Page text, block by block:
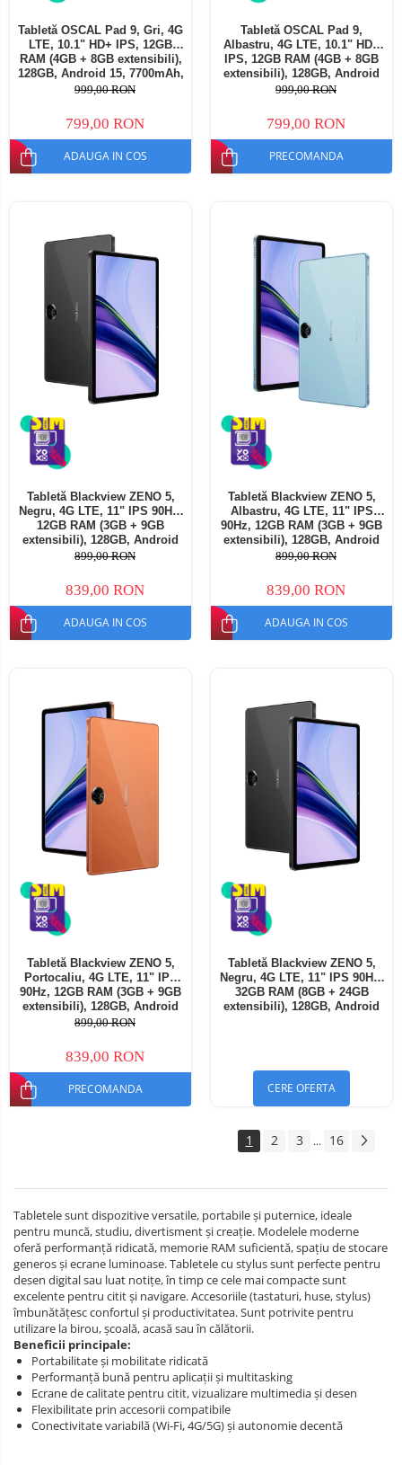
Tabletă OSCAL Pad 9, Gri, 4G
LTE, 10.1" HD+ IPS, 12GB
RAM (4GB + 8GB extensibili),
128GB, Android 15, 7700mAh,
Dual SIM
999,00 RON
799,00 RON
ADAUGA IN COS
Tabletă OSCAL Pad 9,
Albastru, 4G LTE, 10.1" HD+
IPS, 12GB RAM (4GB + 8GB
extensibili), 128GB, Android
15, 7700mAh, Dual SIM
999,00 RON
799,00 RON
PRECOMANDA
Tabletă Blackview ZENO 5,
Negru, 4G LTE, 11" IPS 90Hz,
12GB RAM (3GB + 9GB
extensibili), 128GB, Android
16, Unisoc T7250, 8300mAh,
SIM
899,00 RON
839,00 RON
ADAUGA IN COS
Tabletă Blackview ZENO 5,
Albastru, 4G LTE, 11" IPS
90Hz, 12GB RAM (3GB + 9GB
extensibili), 128GB, Android
16, Unisoc T7250, 8300mAh,
SIM
899,00 RON
839,00 RON
ADAUGA IN COS
Tabletă Blackview ZENO 5,
Portocaliu, 4G LTE, 11" IPS
90Hz, 12GB RAM (3GB + 9GB
extensibili), 128GB, Android
16, Unisoc T7250, 8300mAh,
SIM
899,00 RON
839,00 RON
PRECOMANDA
Tabletă Blackview ZENO 5,
Negru, 4G LTE, 11" IPS 90Hz,
32GB RAM (8GB + 24GB
extensibili), 128GB, Android
CERE OFERTA
1 2 3 ... 16
Tabletele sunt dispozitive versatile, portabile și puternice, ideale
pentru muncă, studiu, divertisment și creație. Modelele moderne
oferă performanță ridicată, memorie RAM suficientă, spațiu de stocare
generos și ecrane luminoase. Tabletele cu stylus sunt perfecte pentru
desen digital sau luat notițe, în timp ce cele mai compacte sunt
excelente pentru citit și navigare. Accesoriile (tastaturi, huse, stylus)
îmbunătățesc confortul și productivitatea. Sunt potrivite pentru
utilizare la birou, școală, acasă sau în călătorii.
Beneficii principale:
Portabilitate și mobilitate ridicată
Performanță bună pentru aplicații și multitasking
Ecrane de calitate pentru citit, vizualizare multimedia și desen
Flexibilitate prin accesorii compatibile
Conectivitate variabilă (Wi‑Fi, 4G/5G) și autonomie decentă